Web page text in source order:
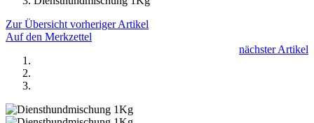
Zur Übersicht vorheriger Artikel
Auf den Merkzettel
nächster Artikel